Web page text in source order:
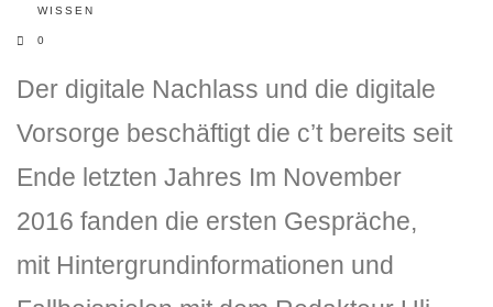
WISSEN
0
Der digitale Nachlass und die digitale
Vorsorge beschäftigt die c’t bereits seit
Ende letzten Jahres Im November
2016 fanden die ersten Gespräche,
mit Hintergrundinformationen und